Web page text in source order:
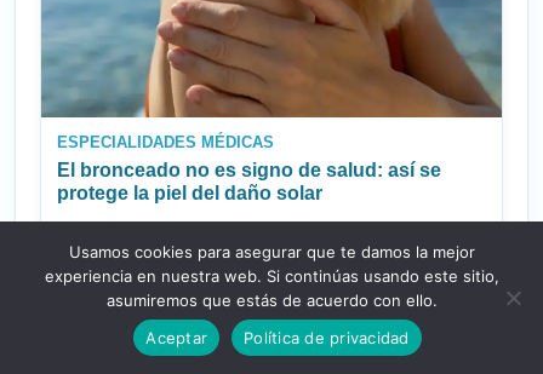
ESPECIALIDADES MÉDICAS
El bronceado no es signo de salud: así se
protege la piel del daño solar
NUESTRAS ETIQUETAS MÁS VISITADAS
Usamos cookies para asegurar que te damos la mejor
experiencia en nuestra web. Si continúas usando este sitio,
asumiremos que estás de acuerdo con ello.
Aceptar
Política de privacidad